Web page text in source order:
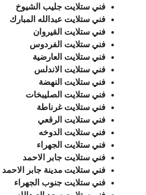
فني ستلايت جليب الشيوخ
فني ستلايت عبدالله المبارك
فني ستلايت القيروان
فني ستلايت الفردوس
فني ستلايت العارضية
فني ستلايت الاندلس
فني ستلايت النهضة
فني ستلايت الصليبخات
فني ستلايت غرناطة
فني ستلايت الرقعي
فني ستلايت الدوخه
فني ستلايت الجهراء
فني ستلايت جابر الاحمد
فني ستلايت مدينة جابر الاحمد
فني ستلايت جنوب الجهراء